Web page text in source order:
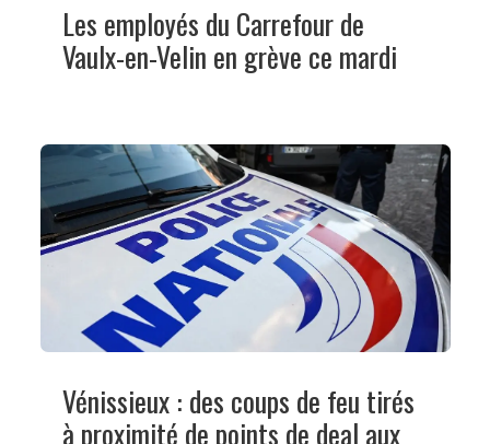
Les employés du Carrefour de
Vaulx-en-Velin en grève ce mardi
Vénissieux : des coups de feu tirés
à proximité de points de deal aux